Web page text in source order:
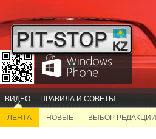
ВИДЕО ПРАВИЛА И СОВЕТЫ
ЛЕНТА НОВЫЕ ВЫБОР РЕДАКЦИИ